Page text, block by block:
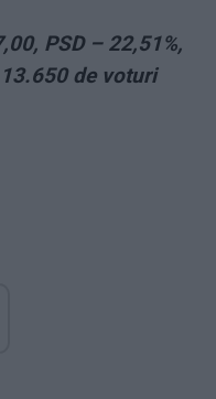
PSD – 22,51%,
de voturi